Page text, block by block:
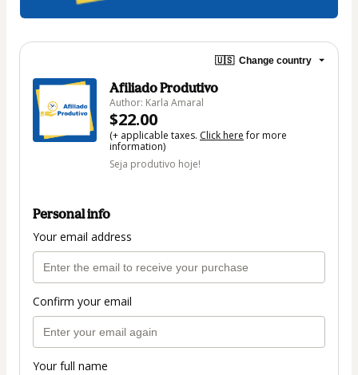
🇺🇸 Change country
Afiliado Produtivo
Author: Karla Amaral
$22.00
(+ applicable taxes. Click herefor more
information)
Seja produtivo hoje!
Personal info
Your email address
Confirm your email
Your full name